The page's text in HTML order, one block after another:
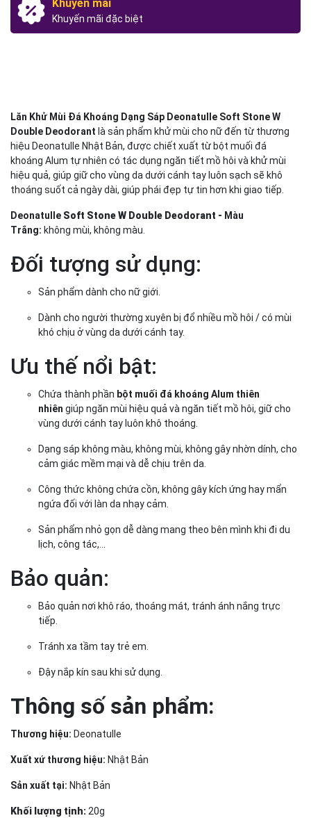
Khuyến mãi
Khuyến mãi đặc biệt
Lăn Khử Mùi Đá Khoáng Dạng Sáp Deonatulle Soft Stone W
Double Deodorant là sản phẩm khử mùi cho nữ đến từ thương
hiệu Deonatulle Nhật Bản, được chiết xuất từ bột muối đá
khoáng Alum tự nhiên có tác dụng ngăn tiết mồ hôi và khử mùi
hiệu quả, giúp giữ cho vùng da dưới cánh tay luôn sạch sẽ khô
thoáng suốt cả ngày dài, giúp phái đẹp tự tin hơn khi giao tiếp.
Deonatulle Soft Stone W Double Deodorant - Màu
Trắng: không mùi, không màu.
Đối tượng sử dụng:
Sản phẩm dành cho nữ giới.
Dành cho người thường xuyên bị đổ nhiều mồ hôi / có mùi
khó chịu ở vùng da dưới cánh tay.
Ưu thế nổi bật:
Chứa thành phần bột muối đá khoáng Alum thiên
nhiên giúp ngăn mùi hiệu quả và ngăn tiết mồ hôi, giữ cho
vùng dưới cánh tay luôn khô thoáng.
Dạng sáp không màu, không mùi, không gây nhờn dính, cho
cảm giác mềm mại và dễ chịu trên da.
Công thức không chứa cồn, không gây kích ứng hay mẩn
ngứa đối với làn da nhạy cảm.
Sản phẩm nhỏ gọn dễ dàng mang theo bên mình khi đi du
lịch, công tác,...
Bảo quản:
Bảo quản nơi khô ráo, thoáng mát, tránh ánh nắng trực
tiếp.
Tránh xa tầm tay trẻ em.
Đậy nắp kín sau khi sử dụng.
Thông số sản phẩm:
Thương hiệu: Deonatulle
Xuất xứ thương hiệu: Nhật Bản
Sản xuất tại: Nhật Bản
Khối lượng tịnh: 20g